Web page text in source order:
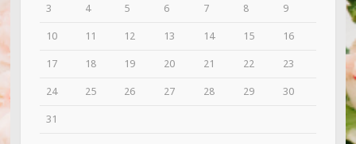
3 4 5 6 7 8 9
10 11 12 13 14 15 16
17 18 19 20 21 22 23
24 25 26 27 28 29 30
31